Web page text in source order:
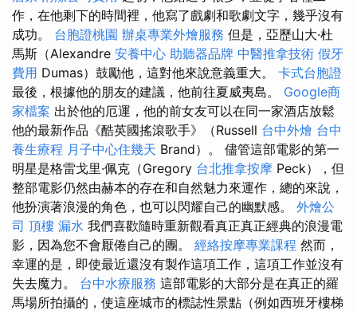
作，在他剩下的時間裡，他寫了戲劇和歌劇文字，幾乎沒有
成功。 台胞證桃園 辦桌專業外燴服務 但是，亞歷山大·杜
馬斯（Alexandre 安養中心 助聽器品牌 中醫推拿技術 假牙
費用 Dumas）鼓勵他，這對他來說意義重大。 卡式台胞證
最後，根據他的朋友的建議，他前往夏威夷島。 Google商
家檔案 出於他的厄運，他的前女友可以在同一家酒店放鬆
他的最新作品《酷英國搖滾歌手》（Russell 台中外燴 台中
養生療程 月子中心住幾天 Brand）。 儘管這部電影的第一
明星是格雷戈里·佩克（Gregory 台北推拿按摩 Peck），但
整部電影仍然由赫本的存在和自然魅力來運作，總的來說，
他扮演著浪漫的角色，也可以閃耀自己的幽默感。 外燴公
司 頂樓 漏水 我們喜歡隨時重新觀看真正真正經典的浪漫電
影，因為您不會厭倦自己的團。 經絡按摩專業課程 然而，
幸運的是，即使最近還沒有製作這項工作，這項工作並沒有
失去魔力。 台中水療服務 這部電影的大部分是在真正的羅
馬場所拍攝的，使這座城市的標誌性景點（例如西班牙樓梯